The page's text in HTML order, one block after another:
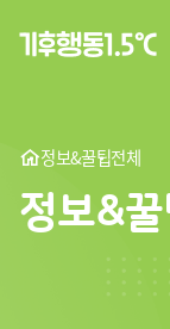
정보&꿀팁전체
정보&꿀